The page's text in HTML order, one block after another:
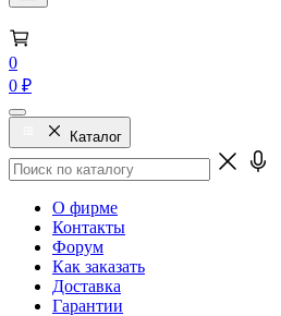
0
0 ₽
Каталог
О фирме
Контакты
Форум
Как заказать
Доставка
Гарантии